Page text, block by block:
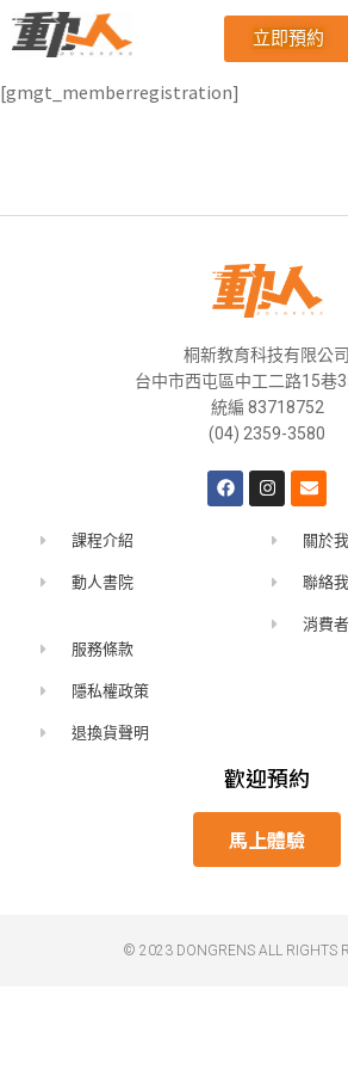
立即預約
[gmgt_memberregistration]
桐新教育科技有限公司
台中市西屯區中工二路15巷
統編 83718752
(04) 2359-3580
課程介紹
動人書院
關於
聯絡
消費
服務條款
隱私權政策
退換貨聲明
歡迎預約
馬上體驗
© 2023 DONGRENS ALL RIGHTS